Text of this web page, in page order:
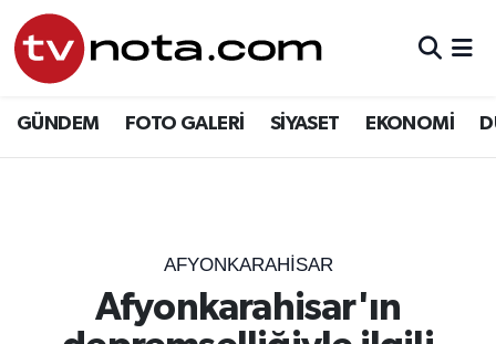
GÜNDEM FOTO GALERİ SİYASET EKONOMİ
AFYONKARAHISAR
Afyonkarahisar'ın
GÜNDEM
YURT
Hava Durumu
Tüm Manşetler
Son Dakika Haberleri